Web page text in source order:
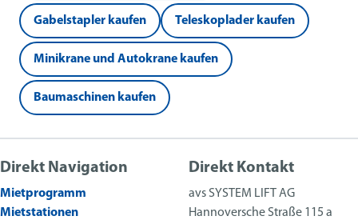
Gabelstapler kaufen Teleskoplader kaufen
Minikrane und Autokrane kaufen
Baumaschinen kaufen
Direkt Navigation
Mietprogramm
Mietstationen
Direkt Kontakt
avs SYSTEM LIFT AG
Hannoversche Straße 115 a